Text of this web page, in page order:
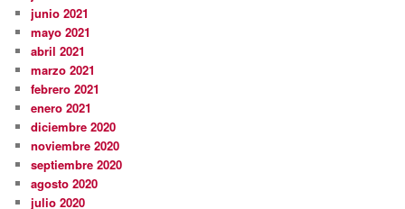
junio 2021
mayo 2021
abril 2021
marzo 2021
febrero 2021
enero 2021
diciembre 2020
noviembre 2020
septiembre 2020
agosto 2020
julio 2020